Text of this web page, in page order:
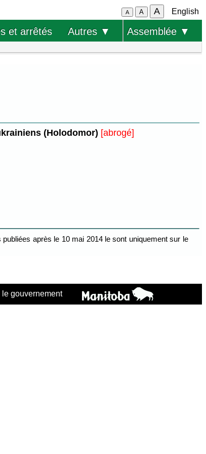
A A A English
et arrêtés Autres ▼ Assemblée ▼
(Holodomor) [abrogé]
après le 10 mai 2014 le sont uniquement sur le
gouvernement